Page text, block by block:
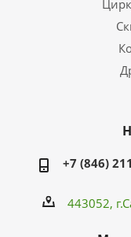
+7 (846)
443052,